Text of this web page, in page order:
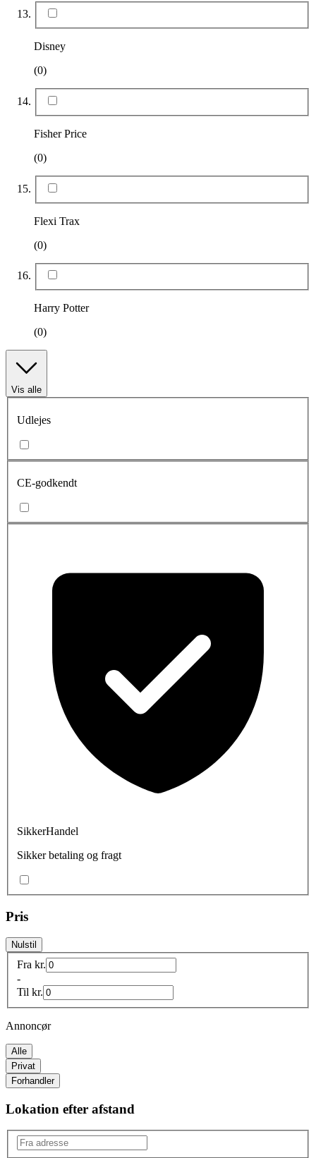
Disney
(0)
Fisher Price
(0)
Flexi Trax
(0)
Harry Potter
(0)
Vis alle
Udlejes
CE-godkendt
SikkerHandel
Sikker betaling og fragt
Pris
Nulstil
Fra kr.
-
Til kr.
Annoncør
Alle
Privat
Forhandler
Lokation efter afstand